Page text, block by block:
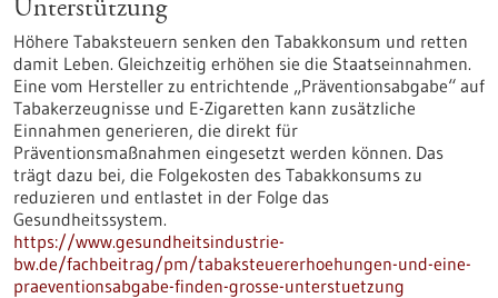
Unterstützung
Höhere Tabaksteuern senken den Tabakkonsum und retten
damit Leben. Gleichzeitig erhöhen sie die Staatseinnahmen.
Eine vom Hersteller zu entrichtende „Präventionsabgabe“ auf
Tabakerzeugnisse und E-Zigaretten kann zusätzliche
Einnahmen generieren, die direkt für
Präventionsmaßnahmen eingesetzt werden können. Das
trägt dazu bei, die Folgekosten des Tabakkonsums zu
reduzieren und entlastet in der Folge das
Gesundheitssystem.
https://www.gesundheitsindustrie-
bw.de/fachbeitrag/pm/tabaksteuererhoehungen-und-eine-
praeventionsabgabe-finden-grosse-unterstuetzung